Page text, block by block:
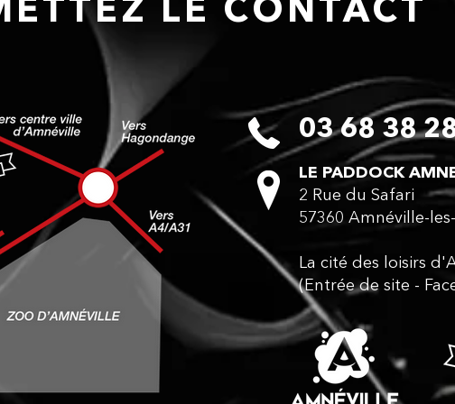
LE CONTACT
03 68 38
LE PADDOCK
2 Rue du Safari
57360 Amnéville-
La cité des loisirs
(Entrée de site -